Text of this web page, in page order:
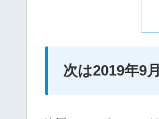
次は2019年9